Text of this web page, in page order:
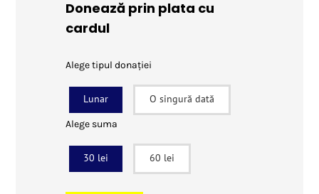
Donează prin plata cu
cardul
Alege tipul donației
Lunar O singură dată
Alege suma
30 lei 60 lei